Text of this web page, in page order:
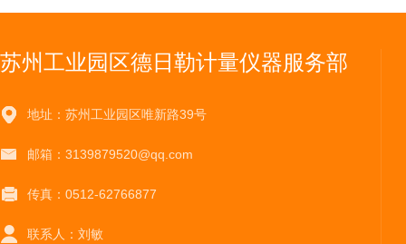
苏州工业园区德日勒计量仪器服务部
地址：苏州工业园区唯新路39号
邮箱：3139879520@qq.com
传真：0512-62766877
联系人：刘敏